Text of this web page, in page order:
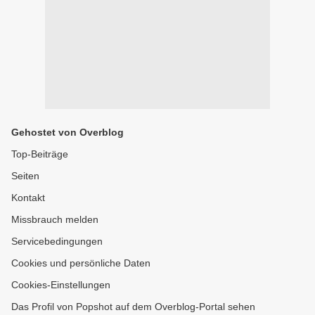
Gehostet von Overblog
Top-Beiträge
Seiten
Kontakt
Missbrauch melden
Servicebedingungen
Cookies und persönliche Daten
Cookies-Einstellungen
Das Profil von Popshot auf dem Overblog-Portal sehen